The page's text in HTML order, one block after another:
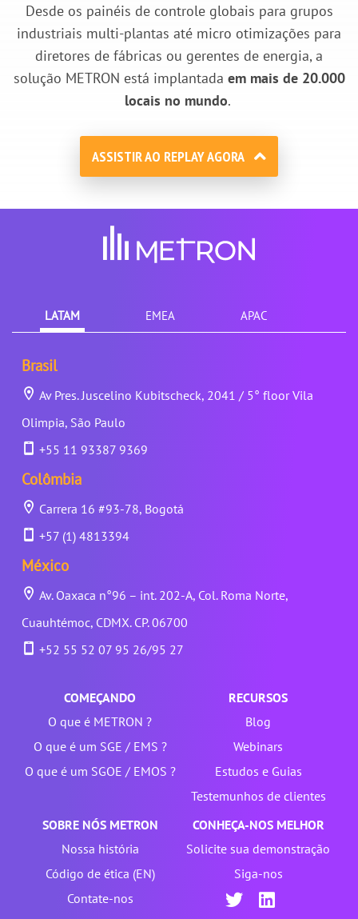
Desde os painéis de controle globais para grupos
industriais multi-plantas até micro otimizações para
diretores de fábricas ou gerentes de energia, a
solução METRON está implantada em mais de 20.000
locais no mundo.
ASSISTIR AO REPLAY AGORA
LATAM EMEA APAC
Brasil
Av Pres. Juscelino Kubitscheck, 2041 / 5° floor Vila
Olimpia, São Paulo
+55 11 93387 9369
Colômbia
Carrera 16 #93-78, Bogotá
+57 (1) 4813394
México
Av. Oaxaca n°96 – int. 202-A, Col. Roma Norte,
Cuauhtémoc, CDMX. CP. 06700
+52 55 52 07 95 26/95 27
COMEÇANDO
O que é METRON ?
O que é um SGE / EMS ?
O que é um SGOE / EMOS ?
RECURSOS
Blog
Webinars
Estudos e Guias
Testemunhos de clientes
SOBRE NÓS METRON
Nossa história
Código de ética (EN)
Contate-nos
CONHEÇA-NOS MELHOR
Solicite sua demonstração
Siga-nos